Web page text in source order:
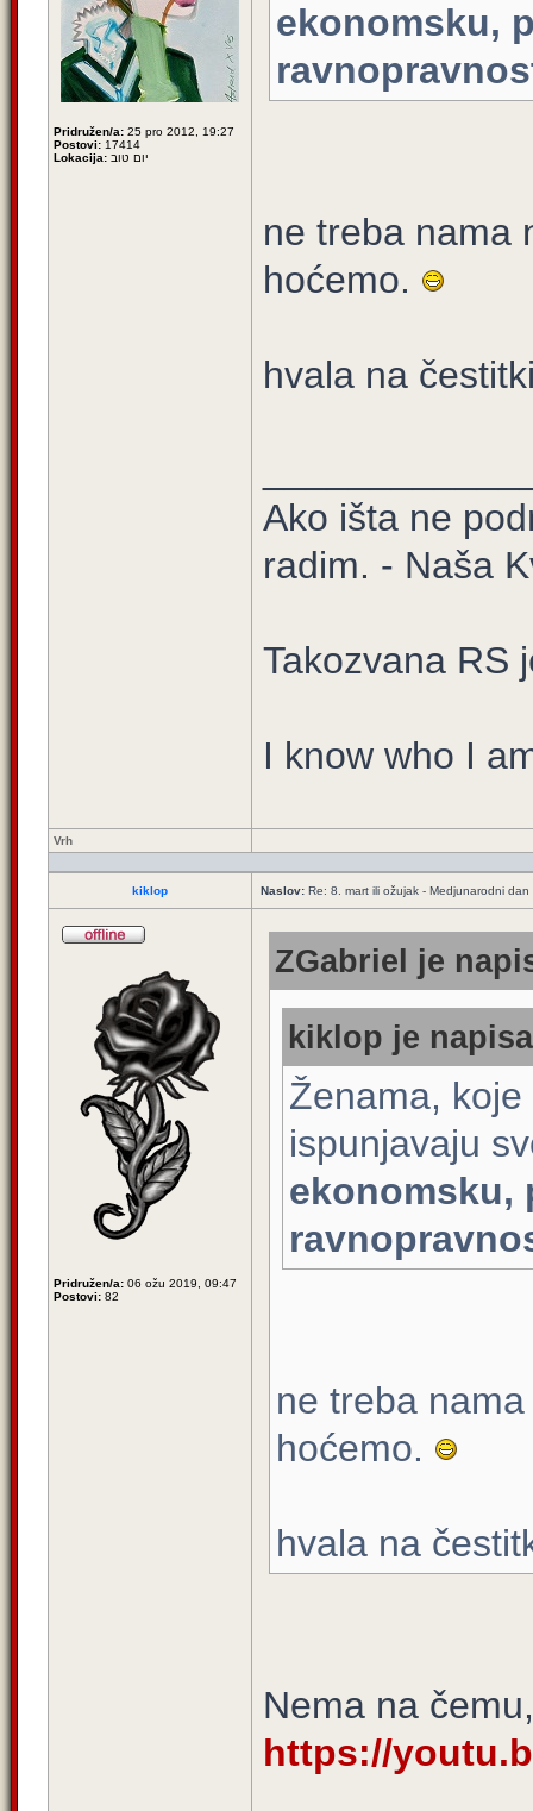
Pridružen/a: 25 pro 2012, 19:27
Postovi: 17414
Lokacija: יום טוב
ekonomsku,
ne treba nama
hoćemo.
hvala na
Ako išta ne
radim. - Naša
Takozvana RS
I know who I
Vrh
kiklop Naslov: Re: 8. mart ili ožujak - Medjunarodni dan
Pridružen/a: 06 ožu 2019, 09:47
Postovi: 82
ZGabriel je
kiklop je
Ženama,
ispunjavaju
ekonomsku,
ne treba
hoćemo.
hvala na
Nema na
https://